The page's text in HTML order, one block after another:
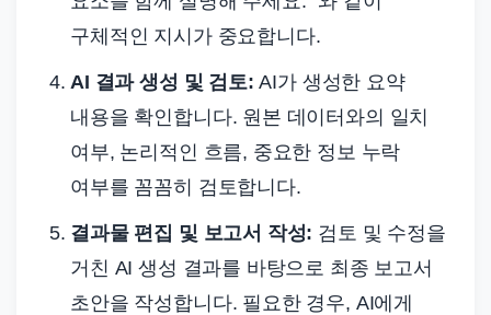
구체적인 지시가 중요합니다.
AI 결과 생성 및 검토: AI가 생성한 요약
내용을 확인합니다. 원본 데이터와의 일치
여부, 논리적인 흐름, 중요한 정보 누락
여부를 꼼꼼히 검토합니다.
결과물 편집 및 보고서 작성: 검토 및 수정을
거친 AI 생성 결과를 바탕으로 최종 보고서
초안을 작성합니다. 필요한 경우, AI에게